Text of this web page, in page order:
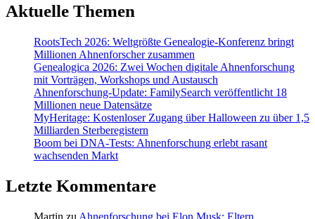
Aktuelle Themen
RootsTech 2026: Weltgrößte Genealogie-Konferenz bringt
Millionen Ahnenforscher zusammen
Genealogica 2026: Zwei Wochen digitale Ahnenforschung
mit Vorträgen, Workshops und Austausch
Ahnenforschung-Update: FamilySearch veröffentlicht 18
Millionen neue Datensätze
MyHeritage: Kostenloser Zugang über Halloween zu über 1,5
Milliarden Sterberegistern
Boom bei DNA-Tests: Ahnenforschung erlebt rasant
wachsenden Markt
Letzte Kommentare